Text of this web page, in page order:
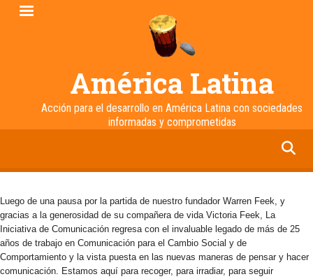
Pasar
América Latina
Acción para el desarrollo en América Latina con sociedades
informadas y comprometidas
Luego de una pausa por la partida de nuestro fundador Warren Feek, y
gracias a la generosidad de su compañera de vida Victoria Feek, La
Iniciativa de Comunicación regresa con el invaluable legado de más de 25
años de trabajo en Comunicación para el Cambio Social y de
Comportamiento y la vista puesta en las nuevas maneras de pensar y hacer
comunicación. Estamos aquí para recoger, para irradiar, para seguir